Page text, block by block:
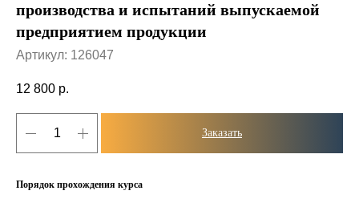
производства и испытаний выпускаемой
предприятием продукции
Артикул: 126047
12 800 р.
Заказать
Порядок прохождения курса